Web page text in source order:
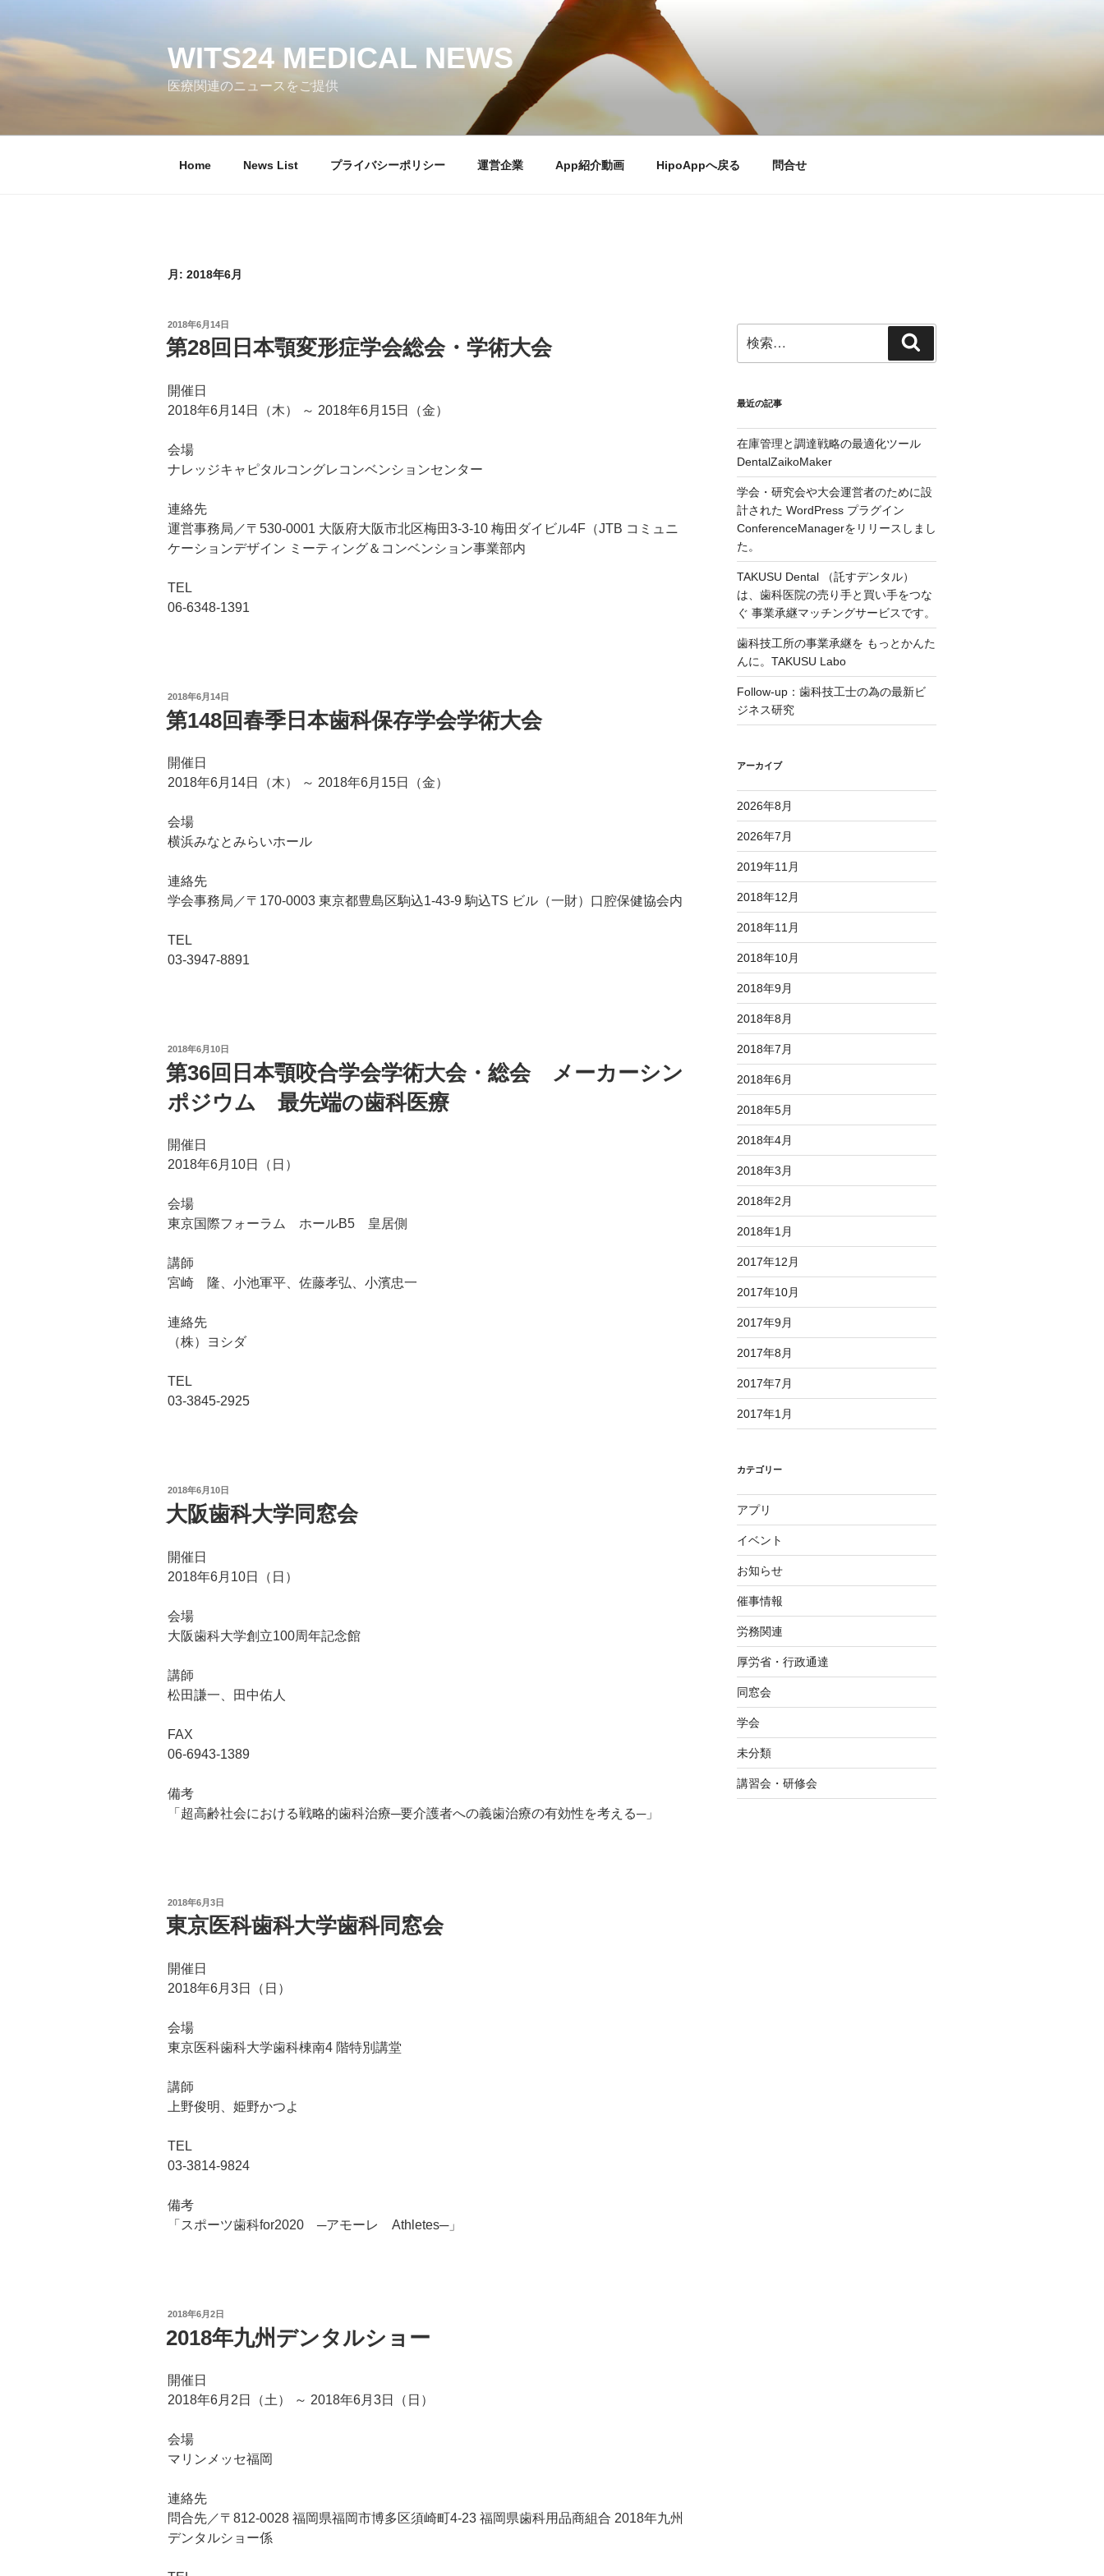
テ
WITS24 MEDICAL NEWS
医療関連のニュースをご提供
Home News List プライバシーポリシー 運営企業 App紹介動画 HipoAppへ戻る 問合せ
月: 2018年6月
投
稿
日:
2018年6月14日
第28回日本顎変形症学会総会・学術大会
開催日
2018年6月14日（木） ～ 2018年6月15日（金）
会場
ナレッジキャピタルコングレコンベンションセンター
連絡先
運営事務局／〒530-0001 大阪府大阪市北区梅田3-3-10 梅田ダイビル4F（JTB コミュニ
ケーションデザイン ミーティング＆コンベンション事業部内
TEL
06-6348-1391
投
稿
日:
2018年6月14日
第148回春季日本歯科保存学会学術大会
開催日
2018年6月14日（木） ～ 2018年6月15日（金）
会場
横浜みなとみらいホール
連絡先
学会事務局／〒170‐0003 東京都豊島区駒込1‐43‐9 駒込TS ビル（一財）口腔保健協会内
TEL
03‐3947‐8891
投
稿
日:
2018年6月10日
第36回日本顎咬合学会学術大会・総会 メーカーシン
ポジウム 最先端の歯科医療
開催日
2018年6月10日（日）
会場
東京国際フォーラム ホールB5 皇居側
講師
宮崎 隆、小池軍平、佐藤孝弘、小濱忠一
連絡先
（株）ヨシダ
TEL
03-3845-2925
投
稿
日:
2018年6月10日
大阪歯科大学同窓会
開催日
2018年6月10日（日）
会場
大阪歯科大学創立100周年記念館
講師
松田謙一、田中佑人
FAX
06-6943-1389
備考
「超高齢社会における戦略的歯科治療─要介護者への義歯治療の有効性を考える─」
投
稿
日:
2018年6月3日
東京医科歯科大学歯科同窓会
開催日
2018年6月3日（日）
会場
東京医科歯科大学歯科棟南4 階特別講堂
講師
上野俊明、姫野かつよ
TEL
03-3814-9824
備考
「スポーツ歯科for2020 ─アモーレ Athletes─」
投
日:
2018年6月2日
2018年九州デンタルショー
開催日
2018年6月2日（土） ～ 2018年6月3日（日）
会場
マリンメッセ福岡
連絡先
問合先／〒812-0028 福岡県福岡市博多区須崎町4-23 福岡県歯科用品商組合 2018年九州
デンタルショー係
索:
索
最近の記事
在庫管理と調達戦略の最適化ツール
DentalZaikoMaker
学会・研究会や大会運営者のために設
計された WordPress プラグイン
ConferenceManagerをリリースしまし
た。
TAKUSU Dental （託すデンタル）
は、歯科医院の売り手と買い手をつな
ぐ 事業承継マッチングサービスです。
歯科技工所の事業承継を もっとかんた
んに。TAKUSU Labo
Follow-up：歯科技工士の為の最新ビ
ジネス研究
アーカイブ
2026年8月
2026年7月
2019年11月
2018年12月
2018年11月
2018年10月
2018年9月
2018年8月
2018年7月
2018年6月
2018年5月
2018年4月
2018年3月
2018年2月
2018年1月
2017年12月
2017年10月
2017年9月
2017年8月
2017年7月
2017年1月
カテゴリー
アプリ
イベント
お知らせ
催事情報
労務関連
厚労省・行政通達
同窓会
学会
未分類
講習会・研修会